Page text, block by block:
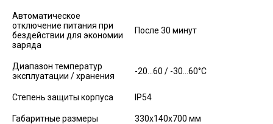
Автоматическое
отключение питания при
бездействии для экономии
заряда
После 30 минут
Диапазон температур
эксплуатации / хранения
-20…60 / -30…60°С
Степень защиты корпуса IP54
Габаритные размеры 330х140х700 мм